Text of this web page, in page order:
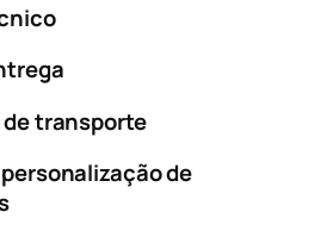
transporte
de